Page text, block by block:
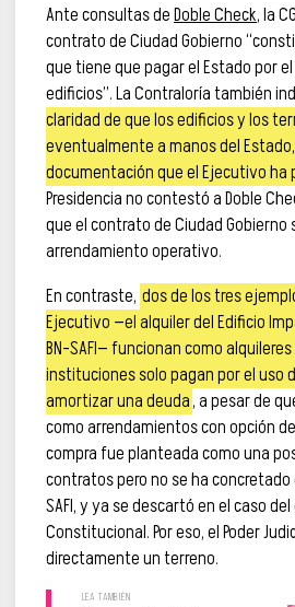
Ante consultas deDoble Check, la
contrato de Ciudad Gobierno
que tiene que pagar el Estado por
edificios”. La Contraloría también
claridad de que los edificios y los
eventualmente a manos del
documentación que el Ejecutivo ha
Presidencia no contestó a Doble
que el contrato de Ciudad Gobierno
arrendamiento operativo.
En contraste, dos de los tres
Ejecutivo —el alquiler del Edificio
BN-SAFI— funcionan como
instituciones solo pagan por el uso
amortizar una deuda, a pesar de
como arrendamientos con opción
compra fue planteada como una
contratos pero no se ha concretado
SAFI, y ya se descartó en el caso
Constitucional. Por eso, el Poder
directamente un terreno.